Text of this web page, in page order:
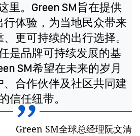
里。Green SM旨在提供
行体验，为当地民众带来
更可持续的出行选择。
是品牌可持续发展的基
SM希望在未来的岁月
、合作伙伴及社区共同建
信任纽带。
Green SM全球总经理阮文清